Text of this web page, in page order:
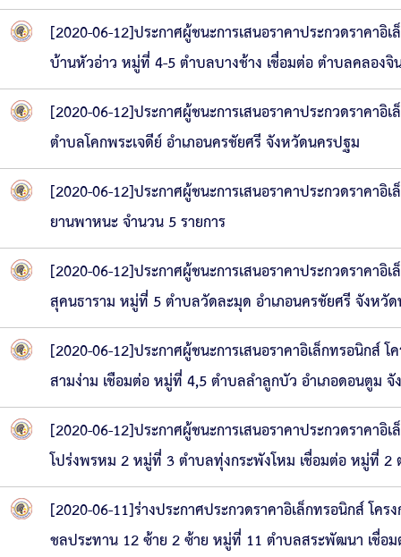
[2020-06-12]ประกาศผู้ชนะการเสนอราคาประกวดราคา
บ้านหัวอ่าว หมู่ที่ 4-5 ตำบลบางช้าง เชื่อมต่อ ตำบลคลอง
[2020-06-12]ประกาศผู้ชนะการเสนอราคาประกวดราคา
ตำบลโคกพระเจดีย์ อำเภอนครชัยศรี จังหวัดนครปฐม
[2020-06-12]ประกาศผู้ชนะการเสนอราคาประกวดราคาอิ
ยานพาหนะ จำนวน 5 รายการ
[2020-06-12]ประกาศผู้ชนะการเสนอราคาประกวดราคา
สุคนธาราม หมู่ที่ 5 ตำบลวัดละมุด อำเภอนครชัยศรี จังหวั
[2020-06-12]ประกาศผู้ชนะการเสนอราคาอิเล็กทรอนิกส์
สามง่าม เชือมต่อ หมู่ที่ 4,5 ตำบลลำลูกบัว อำเภอดอนตูม
[2020-06-12]ประกาศผู้ชนะการเสนอราคาประกวดราคา
โปร่งพรหม 2 หมู่ที่ 3 ตำบลทุ่งกระพังโหม เชื่อมต่อ หมู่ที่ 2
[2020-06-11]ร่างประกาศประกวดราคาอิเล็กทรอนิกส์ โค
ชลประทาน 12 ซ้าย 2 ซ้าย หมู่ที่ 11 ตำบลสระพัฒนา เชื่